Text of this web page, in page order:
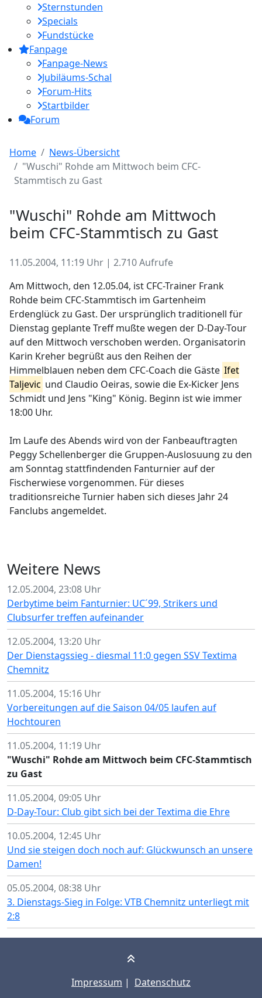
Sternstunden
Specials
Fundstücke
Fanpage
Fanpage-News
Jubiläums-Schal
Forum-Hits
Startbilder
Forum
Home
News-Übersicht
"Wuschi" Rohde am Mittwoch beim CFC-
Stammtisch zu Gast
"Wuschi" Rohde am Mittwoch
beim CFC-Stammtisch zu Gast
11.05.2004, 11:19 Uhr | 2.710 Aufrufe
Am Mittwoch, den 12.05.04, ist CFC-Trainer Frank
Rohde beim CFC-Stammtisch im Gartenheim
Erdenglück zu Gast. Der ursprünglich traditionell für
Dienstag geplante Treff mußte wegen der D-Day-Tour
auf den Mittwoch verschoben werden. Organisatorin
Karin Kreher begrüßt aus den Reihen der
Himmelblauen neben dem CFC-Coach die Gäste Ifet
Taljevic und Claudio Oeiras, sowie die Ex-Kicker Jens
Schmidt und Jens "King" König. Beginn ist wie immer
18:00 Uhr.
Im Laufe des Abends wird von der Fanbeauftragten
Peggy Schellenberger die Gruppen-Auslosuung zu den
am Sonntag stattfindenden Fanturnier auf der
Fischerwiese vorgenommen. Für dieses
traditionsreiche Turnier haben sich dieses Jahr 24
Fanclubs angemeldet.
Weitere News
12.05.2004, 23:08 Uhr
Derbytime beim Fanturnier: UC´99, Strikers und
Clubsurfer treffen aufeinander
12.05.2004, 13:20 Uhr
Der Dienstagssieg - diesmal 11:0 gegen SSV Textima
Chemnitz
11.05.2004, 15:16 Uhr
Vorbereitungen auf die Saison 04/05 laufen auf
Hochtouren
11.05.2004, 11:19 Uhr
"Wuschi" Rohde am Mittwoch beim CFC-Stammtisch
zu Gast
11.05.2004, 09:05 Uhr
D-Day-Tour: Club gibt sich bei der Textima die Ehre
10.05.2004, 12:45 Uhr
Und sie steigen doch noch auf: Glückwunsch an unsere
Damen!
05.05.2004, 08:38 Uhr
3. Dienstags-Sieg in Folge: VTB Chemnitz unterliegt mit
2:8
Impressum | Datenschutz